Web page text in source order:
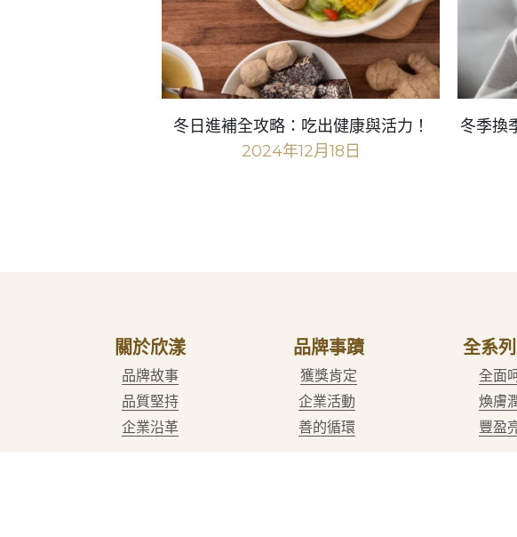
冬日進補全攻略：吃出健康與活力！
2024年12月18日
冬季換
關於欣漾
品牌故事
品質堅持
企業沿革
品牌事蹟
獲獎肯定
企業活動
善的循環
全系
全面
煥膚
豐盈